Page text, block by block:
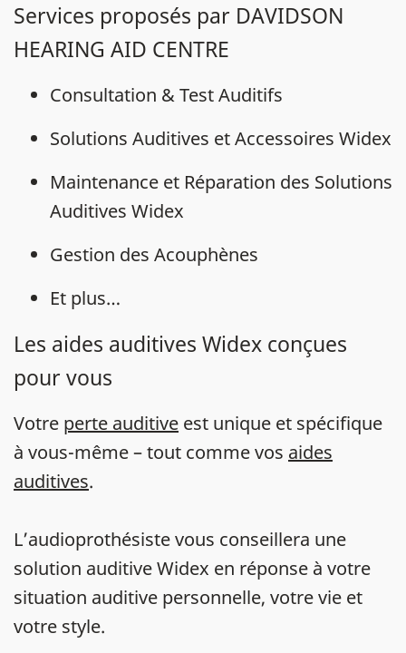
Services proposés par DAVIDSON
HEARING AID CENTRE
Consultation & Test Auditifs
Solutions Auditives et Accessoires Widex
Maintenance et Réparation des Solutions
Auditives Widex
Gestion des Acouphènes
Et plus…
Les aides auditives Widex conçues
pour vous
Votre perte auditive est unique et spécifique
à vous-même – tout comme vos aides
auditives.
L’audioprothésiste vous conseillera une
solution auditive Widex en réponse à votre
situation auditive personnelle, votre vie et
votre style.